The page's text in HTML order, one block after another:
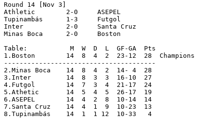
Round 14 [Nov 3]
Athletic	2-0	ASEPEL
Tupinambás	1-3	Futgol
Inter		2-0	Santa Cruz
Minas Boca	2-0	Boston
Table:		 M  W  D  L  GF-GA  Pts
1.Boston	14  8  4  2  23-12  28  Champions
---------------------------------------
2.Minas Boca	14  8  4  2  14- 4  28
3.Inter		14  8  3  3  16-10  27
4.Futgol	14  7  3  4  21-17  24
5.Athetic	14  5  4  5  26-17  19
6.ASEPEL	14  4  2  8  10-14  14
7.Santa Cruz	14  4  1  9  10-23  13
8.Tupinambás	14  1  1 12  10-33   4